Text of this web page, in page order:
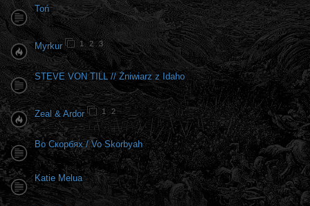
Toń
Myrkur 1 2 3
STEVE VON TILL // Żniwiarz z Idaho
Zeal & Ardor 1 2
Во Скорбях / Vo Skorbyah
Katie Melua